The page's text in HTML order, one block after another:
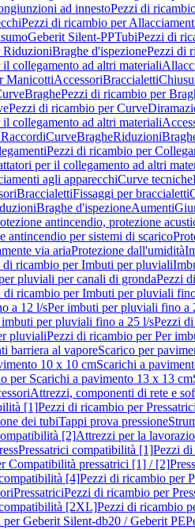
ad innestoPezzi di
Pezzi di ricambio per
Geberit Silent-PPTubiPezzi di
RiduzioniBraghe d'ispezionePezzi di
collegamento ad altri materiali
ManicottiAccessoriBraccialetti
BraghePezzi di ricambio per
Pezzi di ricambio per Curve
collegamento ad altri materiali
CurveBragheRiduzioni
Pezzi di ricambio per
per il collegamento ad altri
agli apparecchiCurve tecniche
BraccialettiFissaggi per braccialetti
Braghe d'ispezioneAumenti
antincendio, protezione
antincendio per sistemi di scarico
via ariaProtezione dall'umidità
di ricambio per Imbuti per pluviali
pluviali per canali di grondaPezzi
di ricambio per Imbuti per pluviali
a 12 l/sPer imbuti per pluviali fino a
imbuti per pluviali fino a 25 l/sPezzi
pluvialiPezzi di ricambio per Per
barriera al vaporeScarico per
10 x 10 cmScarichi a
per Scarichi a pavimento 13 x 13 cm
Attrezzi, componenti di rete e
[1]Pezzi di ricambio per
dei tubiTappi prova pressione
[2]Attrezzi per la
Pressatrici compatibilità [1]Pezzi
Compatibilità pressatrici [1] / [2]
[4]Pezzi di ricambio per
PressatriciPezzi di ricambio per
[2XL]Pezzi di ricambio
per Geberit Silent-db20 / Geberit PE